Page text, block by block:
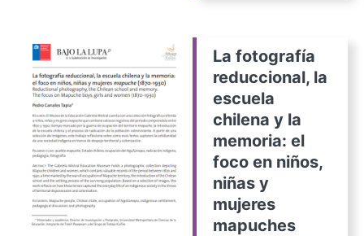
La fotografía
reduccional, la
escuela
chilena y la
memoria: el
foco en niños,
niñas y
mujeres
mapuches